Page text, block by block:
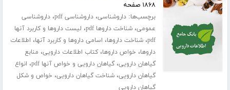
۱۸۶۸ صفحه
برچسب‌ها:داروشناسی،داروشناسی pdf ،داروشناسی
عمومی،شناخت داروها pdf ، لیست داروها و کاربرد آنها
pdf،شناخت داروها، اسامی داروها و کاربرد آنها، اطلاعات
داروها، خواص داروها،کتاب اطلاعات دارویی، منابع
گیاهان دارویی،گیاهان دارویی و خواص آنها pdf ، انواع
گیاهان دارویی،شناخت گیاهان دارویی، خواص و شکل
گیاهان دارویی